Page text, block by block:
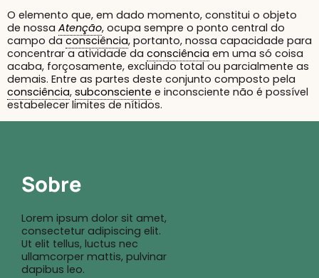
O elemento que, em dado momento, constitui o objeto
de nossa Atenção, ocupa sempre o ponto central do
campo daconsciência, portanto, nossa capacidade para
concentrar a atividade da consciência em uma só coisa
acaba, forçosamente, excluindo total ou parcialmente as
demais. Entre as partes deste conjunto composto pela
consciência, subconsciente e inconsciente não é possível
estabelecer limites de nítidos.
Sobre
Lorem ipsum dolor sit amet,
consectetur adipiscing elit.
Ut elit tellus, luctus nec
ullamcorper mattis, pulvinar
dapibus leo.